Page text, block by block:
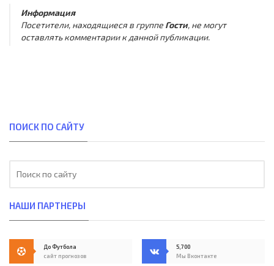
Информация
Посетители, находящиеся в группе Гости, не могут
оставлять комментарии к данной публикации.
ПОИСК ПО САЙТУ
НАШИ ПАРТНЕРЫ
До Футбола
сайт прогнозов
5,700
Мы Вконтакте